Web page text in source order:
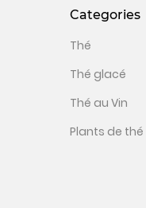
Categories
Thé
Thé glacé
Thé au Vin
Plants de thé